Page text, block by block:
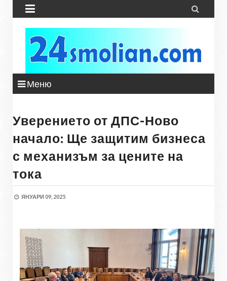
 
Меню
Уверението от ДПС-Ново
начало: Ще защитим бизнеса
с механизъм за цените на
тока
ЯНУАРИ 09, 2025